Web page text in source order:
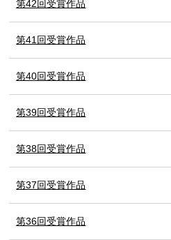
第42回受賞作品
第41回受賞作品
第40回受賞作品
第39回受賞作品
第38回受賞作品
第37回受賞作品
第36回受賞作品